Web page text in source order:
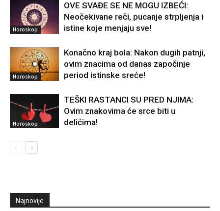
Horoskop
OVE SVAĐE SE NE MOGU IZBEĆI:
Neočekivane reči, pucanje strpljenja i
istine koje menjaju sve!
Horoskop
Konačno kraj bola: Nakon dugih patnji,
ovim znacima od danas započinje
period istinske sreće!
Horoskop
TEŠKI RASTANCI SU PRED NJIMA:
Ovim znakovima će srce biti u
delićima!
Najnovije